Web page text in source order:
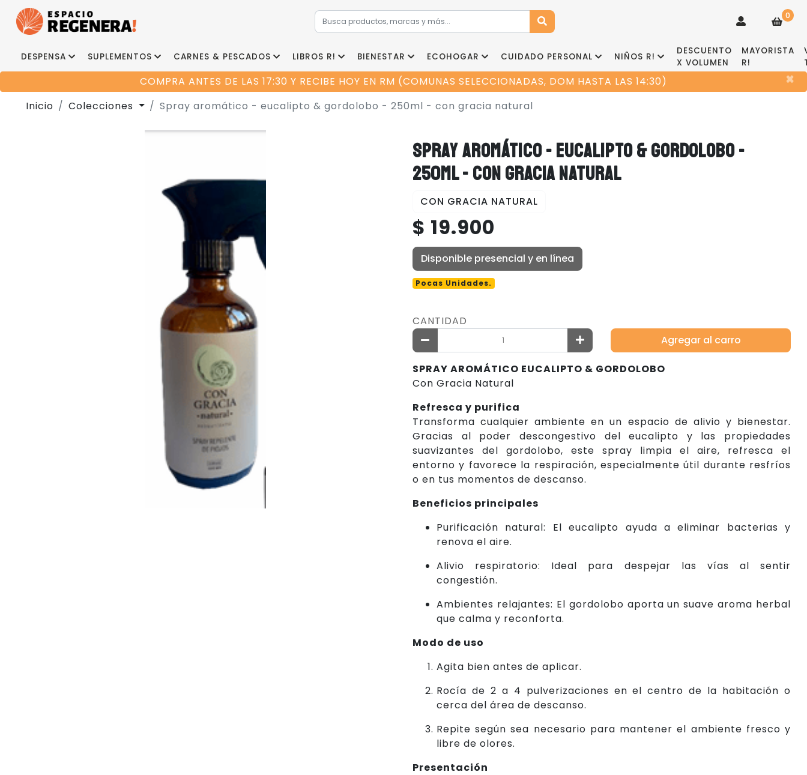
0
DESPENSA SUPLEMENTOS CARNES & PESCADOS LIBROS R! BIENESTAR ECOHOGAR CUIDADO PERSONAL NIÑOS R!
DESCUENTO
X VOLUMEN
MAYORISTA
R!
COMPRA ANTES DE LAS 17:30 Y RECIBE HOY EN RM (COMUNAS SELECCIONADAS, DOM HASTA LAS 14:30) ×
Inicio Colecciones Spray aromático - eucalipto & gordolobo - 250ml - con gracia natural
SPRAY AROMÁTICO - EUCALIPTO & GORDOLOBO -
250ML - CON GRACIA NATURAL
CON GRACIA NATURAL
$ 19.900
Disponible presencial y en línea
Pocas Unidades.
CANTIDAD
Agregar al carro
SPRAY AROMÁTICO EUCALIPTO & GORDOLOBO
Con Gracia Natural
Refresca y purifica
Transforma cualquier ambiente en un espacio de alivio y bienestar.
Gracias al poder descongestivo del eucalipto y las propiedades
suavizantes del gordolobo, este spray limpia el aire, refresca el
entorno y favorece la respiración, especialmente útil durante resfríos
o en tus momentos de descanso.
Beneficios principales
Purificación natural: El eucalipto ayuda a eliminar bacterias y
renova el aire.
Alivio respiratorio: Ideal para despejar las vías al sentir
congestión.
Ambientes relajantes: El gordolobo aporta un suave aroma herbal
que calma y reconforta.
Modo de uso
Agita bien antes de aplicar.
Rocía de 2 a 4 pulverizaciones en el centro de la habitación o
cerca del área de descanso.
Repite según sea necesario para mantener el ambiente fresco y
libre de olores.
Presentación